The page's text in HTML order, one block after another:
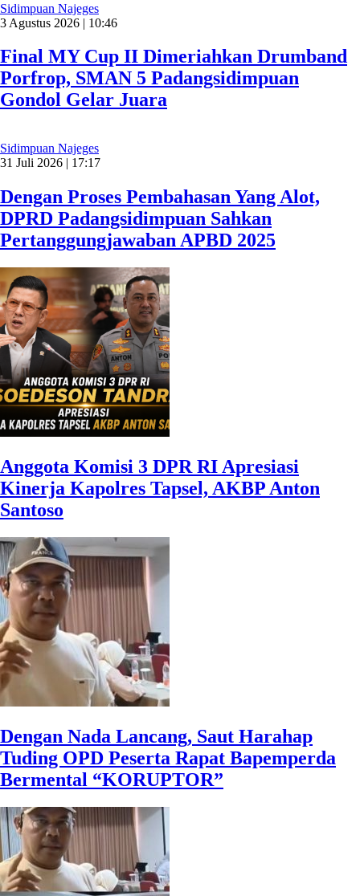
Sidimpuan Najeges
3 Agustus 2026 | 10:46
Final MY Cup II Dimeriahkan Drumband
Porfrop, SMAN 5 Padangsidimpuan
Gondol Gelar Juara
Sidimpuan Najeges
31 Juli 2026 | 17:17
Dengan Proses Pembahasan Yang Alot,
DPRD Padangsidimpuan Sahkan
Pertanggungjawaban APBD 2025
Anggota Komisi 3 DPR RI Apresiasi
Kinerja Kapolres Tapsel, AKBP Anton
Santoso
Dengan Nada Lancang, Saut Harahap
Tuding OPD Peserta Rapat Bapemperda
Bermental “KORUPTOR”